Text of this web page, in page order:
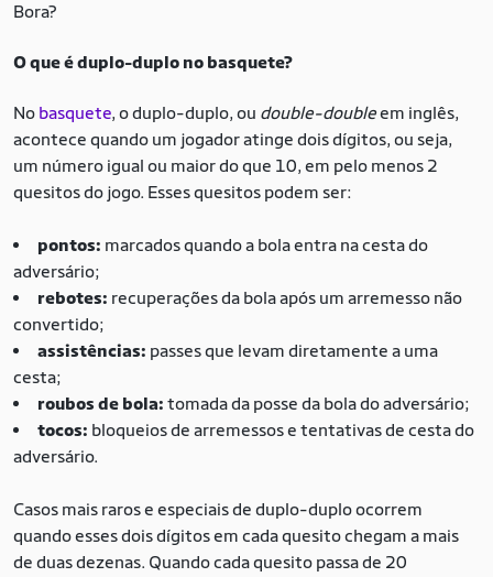
Bora?
O que é duplo-duplo no basquete?
No basquete, o duplo-duplo, ou double-doubleem inglês,
acontece quando um jogador atinge dois dígitos, ou seja,
um número igual ou maior do que 10, em pelo menos 2
quesitos do jogo. Esses quesitos podem ser:
pontos: marcados quando a bola entra na cesta do
adversário;
rebotes: recuperações da bola após um arremesso não
convertido;
assistências: passes que levam diretamente a uma
cesta;
roubos de bola: tomada da posse da bola do adversário;
tocos: bloqueios de arremessos e tentativas de cesta do
adversário.
Casos mais raros e especiais de duplo-duplo ocorrem
quando esses dois dígitos em cada quesito chegam a mais
de duas dezenas. Quando cada quesito passa de 20